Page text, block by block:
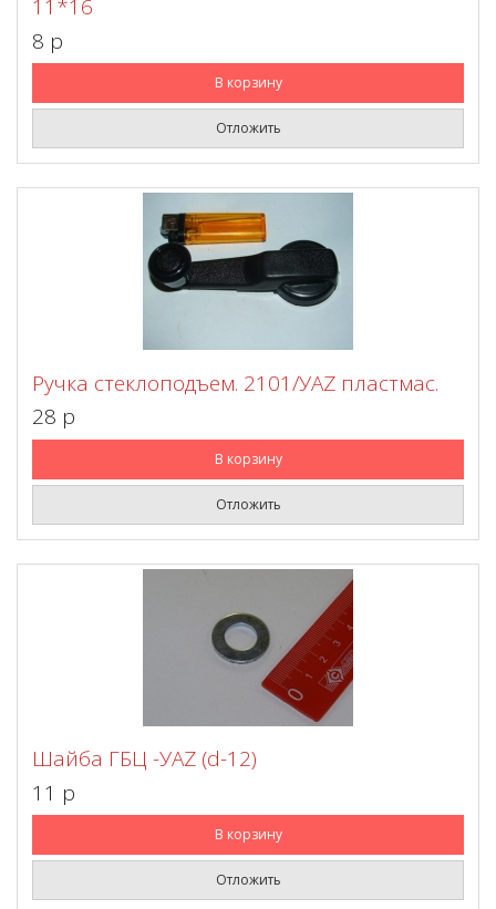
11*16
8 p
В корзину
Отложить
Ручка стеклоподъем. 2101/УАZ пластмас.
28 p
В корзину
Отложить
Шайба ГБЦ -УАZ (d-12)
11 p
В корзину
Отложить